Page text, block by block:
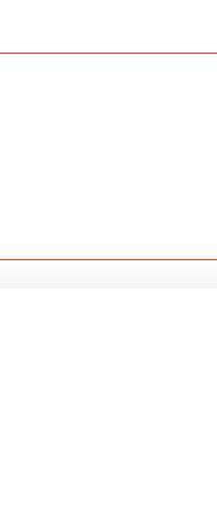
y sitio web en este